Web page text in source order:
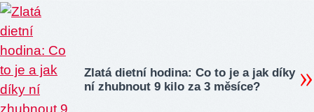
Zlatá dietní hodina: Co to je a jak díky
ní zhubnout 9 kilo za 3 měsíce?